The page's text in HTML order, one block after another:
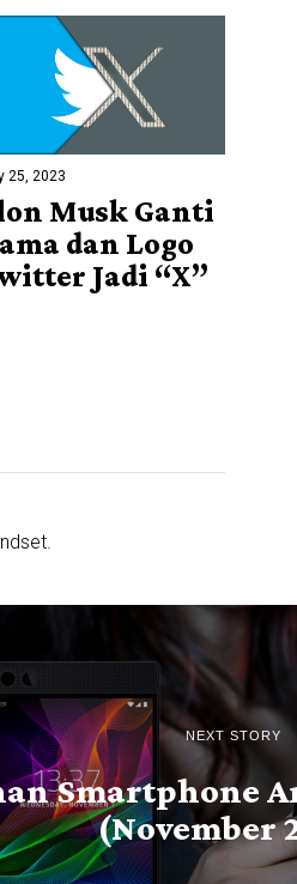
25, 2023
Musk Ganti
dan Logo
Jadi “X”
NEXT STORY
Smartphone
(November